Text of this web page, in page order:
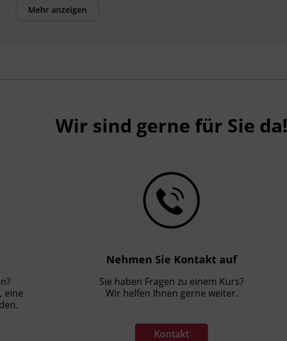
LLMs
Mehr anzeigen
Wir sind gerne für Sie da!
eine
Nehmen Sie Kontakt auf
Sie haben Fragen zu einem Kurs?
Wir helfen Ihnen gerne weiter.
Kontakt